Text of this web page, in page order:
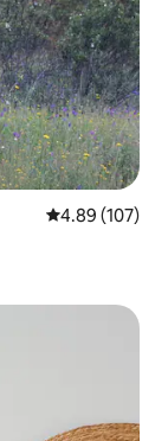
คะแนนเฉลี่ย
4.89 (107)